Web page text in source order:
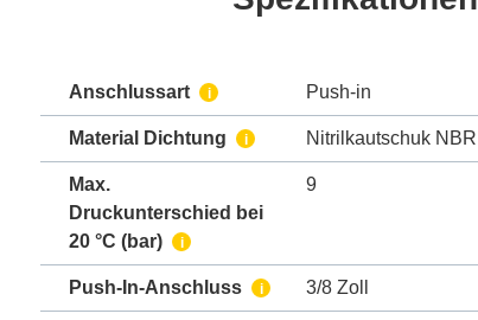
Anschlussart i Push-in
Material Dichtung i Nitrilkautschuk NBR
Max.
Druckunterschied bei
20 °C (bar)
i
9
Push-In-Anschluss i 3/8 Zoll